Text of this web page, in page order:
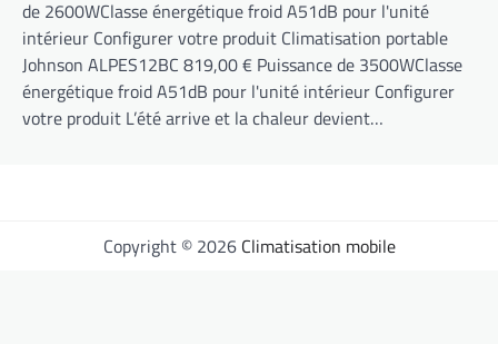
de 2600WClasse énergétique froid A51dB pour l'unité
intérieur Configurer votre produit Climatisation portable
Johnson ALPES12BC 819,00 € Puissance de 3500WClasse
énergétique froid A51dB pour l'unité intérieur Configurer
votre produit L’été arrive et la chaleur devient…
Copyright © 2026 Climatisation mobile